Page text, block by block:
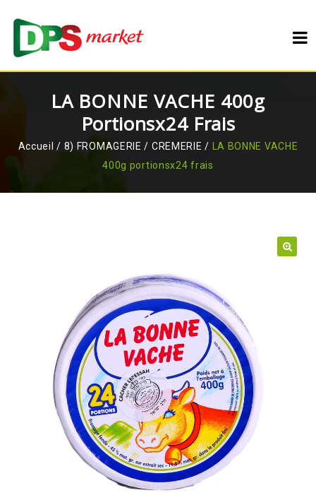
LA BONNE VACHE 400g
Portionsx24 Frais
Accueil / 8) FROMAGERIE / CREMERIE /
LA BONNE VACHE
400g portionsx24 frais